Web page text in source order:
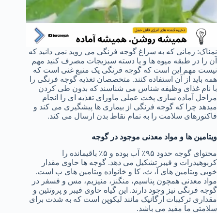
نمناک: زمانی که به سراغ گوجه فرنگی می روید نمی دانید که
آن را در طبقه میوه ها و یا دسته سبزیجات مصرف کنید مهم
نیست مهم این است که گوجه فرنگی یک منبع غنی است که
همه باید از آن استفاده کنند. متخصصان تغذیه گوجه فرنگی را
با نام غذای وظیفه شناس می شناسند که بدون طی کردن
مراحل آماده سازی پخت عملی ماورای تغذیه ای را انجام
میدهد چرا که گوجه فرنگی از بیماری ها پیشگیری می کند و
فاکتورهای سلامت را به تمام نقاط بدن ارسال می کند.
ویتامین ها و مواد معدنی موجود در گوجه
محتوای گوجه حدود ۹۵٪ آب بوده و ۵٪ باقیمانده را
کربوهیدرات و فیبر تشکیل می دهد. گوجه ها حاوی مقدار
خوبی ویتامین های آ، ث، کا و خانواده ویتامین های ب است.
مواد معدنی همچون پتاسیم، منگنز، منیزیم، مس و فسفر در
گوجه فرنگی نیز وجود دارند. این گیاه حاوی فیبر و پروتئین و
مقداری ترکیبات ارگانیک مانند لیکوپن است که به شدت برای
سلامتی ما مفید می باشد.